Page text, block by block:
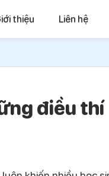
thiệu Liên hệ
điều thí